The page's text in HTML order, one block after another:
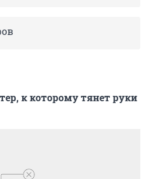
к которому тянет руки